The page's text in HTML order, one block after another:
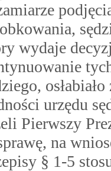
wydaje
urzędu
Pierwszy
na
§ 1-5